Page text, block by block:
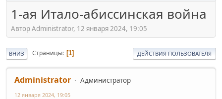
1-ая Итало-абиссинская война
Автор Administrator, 12 января 2024, 19:05
ВНИЗ Страницы 1 ДЕЙСТВИЯ ПОЛЬЗОВАТЕЛЯ
Administrator Администратор
12 января 2024, 19:05